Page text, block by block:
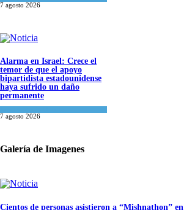
7 agosto 2026
Alarma en Israel: Crece el
temor de que el apoyo
bipartidista estadounidense
haya sufrido un daño
permanente
7 agosto 2026
Galería de Imagenes
Cientos de personas asistieron a “Mishnathon” en